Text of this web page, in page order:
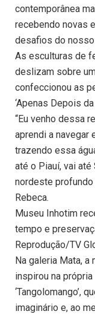
contemporânea
recebendo novas
desafios do
As esculturas de
deslizam sobre
confeccionou as
‘Apenas Depois
“Eu venho dessa
aprendi a navegar
trazendo essa
até o Piauí, vai até
nordeste profundo
Rebeca.
Museu Inhotim
tempo e
Reprodução/TV
Na galeria Mata, a
inspirou na
‘Tangolomango’,
imaginário e, ao